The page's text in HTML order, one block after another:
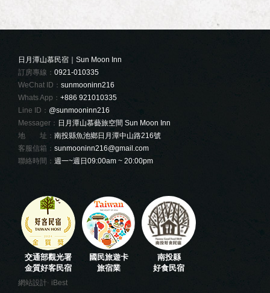
日月潭山慕民宿｜Sun Moon Inn
訂房專線： 0921-010335
WeChat ID： sunmooninn216
Whats App： +886 921010335
Line ID： @sunmooninn216
Messager： 日月潭山慕藝旅空間 Sun Moon Inn
地 址： 南投縣魚池鄉日月潭中山路216號
客服信箱： sunmooninn216@gmail.com
聯絡時間： 週一~週日09:00am ~ 20:00pm
交通部觀光署
金質好客民宿
國民旅遊卡
旅宿業
南投縣
好食民宿
網站設計‧ iBest